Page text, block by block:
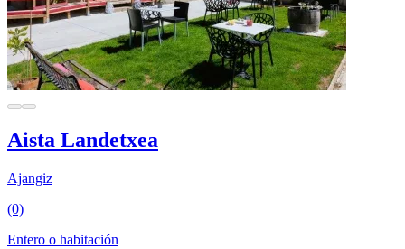
Aista Landetxea
Ajangiz
(0)
Entero o habitación